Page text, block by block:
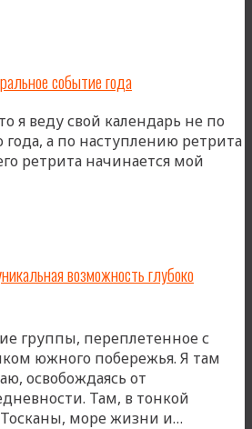
событие года
я веду свой календарь не по
а по наступлению ретрита
ретрита начинается мой
возможность глубоко
группы, переплетенное с
южного побережья. Я там
освобождаясь от
Там, в тонкой
Тосканы, море жизни и…